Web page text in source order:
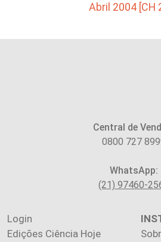
Abril 2004 [CH
Central de
0800 727
WhatsApp:
(21) 97460-
Login
Edições Ciência Hoje